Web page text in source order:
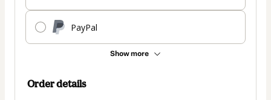
PayPal
Show more
Order details